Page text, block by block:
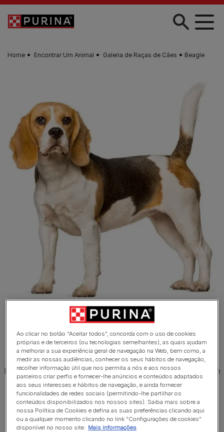
Skip to main content
Home Encontrar Um Animal Galeria de Raças de Cães Beagle
Beagle
Estes cães resistentes e ousados têm expressões dóceis e
são compactos e atléticos. Têm pelagem curta, densa e
resistente às condições climatéricas, e podem surgir em
várias cores e padrões.
Ao clicar no botão "Aceitar todos", concorda com o uso de cookies
próprias e de terceiros (ou tecnologias semelhantes), as quais ajudam
a melhorar a sua experiência geral de navegação na Web, bem como, a
medir as nossas audiências, conhecer os seus hábitos de navegação,
recolher informação útil que nos permita a nós e aos nossos
parceiros criar perfis e fornecer-lhe anúncios e conteúdos adaptados
aos seus interesses e hábitos de navegação, e ainda fornecer
funcionalidades de redes sociais (permitindo-lhe partilhar os
conteúdos disponibilizados nos nossos sites). Saiba mais sobre a
nossa Política de Cookies e defina as suas preferências clicando aqui
ou a qualquer momento clicando no link "Configurações de cookies"
disponível no nosso site. Mais informações